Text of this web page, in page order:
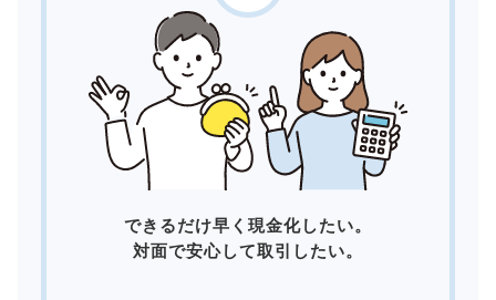
できるだけ早く現金化したい。
対面で安心して取引したい。